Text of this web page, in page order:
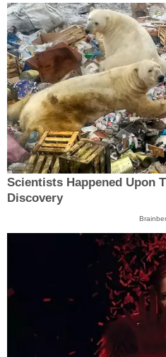
Scientists Happened Upon
Discovery